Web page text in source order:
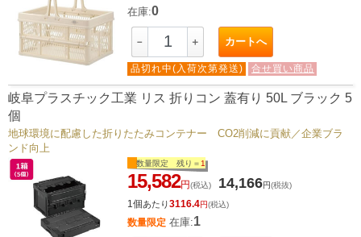
在庫:0
－ ＋ カートへ
品切れ中(入荷次第発送) 合せ買い商品
岐阜プラスチック工業 リス 折りコン 蓋有り 50L ブラック 5
個
地球環境に配慮した折りたたみコンテナー CO2削減に貢献／企業ブラ
ンド向上
数量限定 残り＝ 1
15,582円(税込) 14,166円(税抜)
1個あたり3116.4円(税込)
数量限定 在庫:1